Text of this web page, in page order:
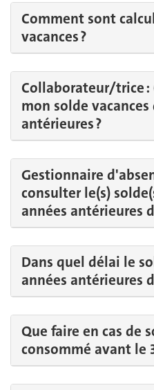
Comment sont
vacances ?
Collaborateur/trice
mon solde vacances
antérieures ?
Gestionnaire
consulter le(s)
années antérieures
Dans quel délai le
années antérieures
Que faire en cas de
consommé avant le